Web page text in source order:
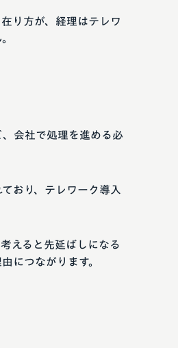
り方が、経理はテレワ
会社で処理を進める必
おり、テレワーク導入
えると先延ばしになる
につながります。